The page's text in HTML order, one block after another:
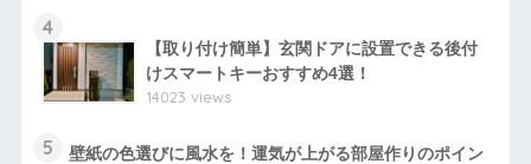
4
【取り付け簡単】玄関ドアに設置できる後付
けスマートキーおすすめ4選！
14023 views
5
壁紙の色選びに風水を！運気が上がる部屋作りのポイン